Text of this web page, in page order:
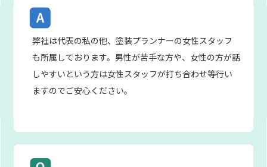
弊社は代表の私の他、塗装プランナーの女性スタッフ
も所属しております。男性が苦手な方や、女性の方が話
しやすいという方は女性スタッフが打ち合わせ等行い
ますのでご安心ください。